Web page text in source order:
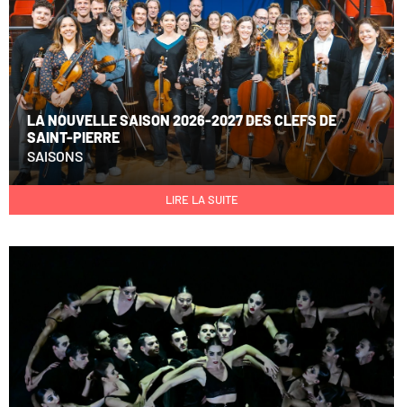
LA NOUVELLE SAISON 2026-2027 DES CLEFS DE
SAINT-PIERRE
SAISONS
LIRE LA SUITE